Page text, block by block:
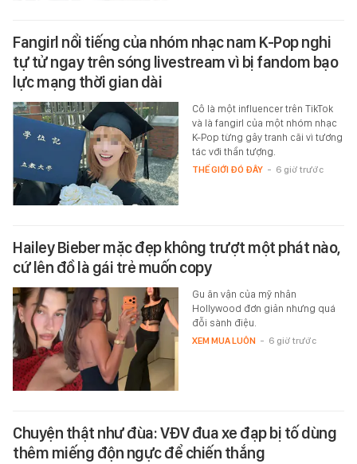
Fangirl nổi tiếng của nhóm nhạc nam K-Pop nghi
tự tử ngay trên sóng livestream vì bị fandom bạo
lực mạng thời gian dài
Cô là một influencer trên TikTok
và là fangirl của một nhóm nhạc
K-Pop từng gây tranh cãi vì tương
tác với thần tượng.
THẾ GIỚI ĐÓ ĐÂY - 6 giờ trước
Hailey Bieber mặc đẹp không trượt một phát nào,
cứ lên đồ là gái trẻ muốn copy
Gu ăn vận của mỹ nhân
Hollywood đơn giản nhưng quá
đỗi sành điệu.
XEM MUA LUÔN - 6 giờ trước
Chuyện thật như đùa: VĐV đua xe đạp bị tố dùng
thêm miếng độn ngực để chiến thắng